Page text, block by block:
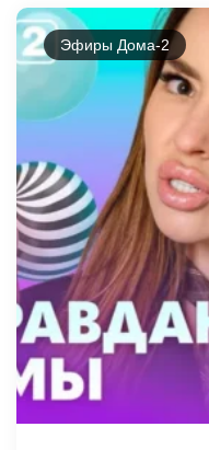
Эфиры Дома-2